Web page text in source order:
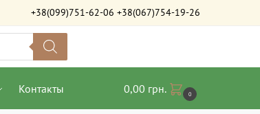
+38(099)751-62-06 +38(067)754-19-26
Контакты 0,00 грн. 0